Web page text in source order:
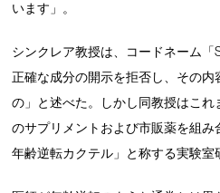
います」。
シンクレア教授は、コードネーム「
正確な成分の開示を拒否し、その内
の」と述べた。しかし同教授はこ
のサプリメントおよび市販薬を組
年齢逆転カクテル」と称する実験室